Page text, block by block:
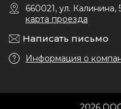
660021, ул. Калинина,
карта проезда
Написать письмо
Информация о